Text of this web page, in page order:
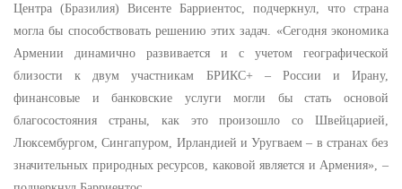
Центра (Бразилия) Висенте Барриентос, подчеркнул, что страна
могла бы способствовать решению этих задач. «Сегодня экономика
Армении динамично развивается и с учетом географической
близости к двум участникам БРИКС+ – России и Ирану,
финансовые и банковские услуги могли бы стать основой
благосостояния страны, как это произошло со Швейцарией,
Люксембургом, Сингапуром, Ирландией и Уругваем – в странах без
значительных природных ресурсов, каковой является и Армения», –